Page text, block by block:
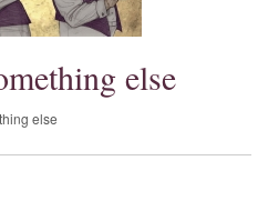
else
else